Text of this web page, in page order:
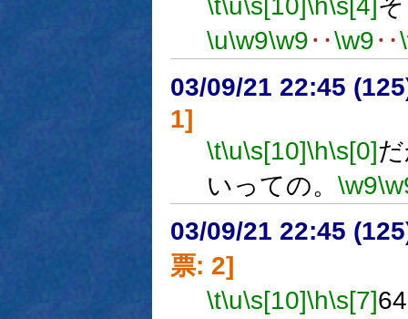
\t\u\s[10] \h\s[4]
\u\w9\w9‥\w9‥
03/09/21 22:45
1]
\t\u\s[10]\h\s[0]
いっての。 \w9
03/09/21 22:45
票: 2]
\t\u\s[10]\h\s[7]